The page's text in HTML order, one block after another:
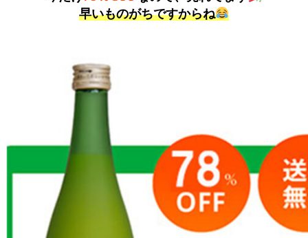
早いものがちですからね